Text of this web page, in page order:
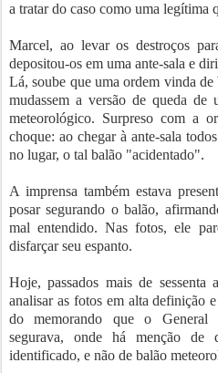
a tratar do caso como uma legítima
Marcel, ao levar os destroços
depositou-os em uma ante-sala e
Lá, soube que uma ordem vinda
mudassem a versão de queda
meteorológico. Surpreso com a
choque: ao chegar à ante-sala
no lugar, o tal balão "acidentado".
A imprensa também estava
posar segurando o balão,
mal entendido. Nas fotos, ele
disfarçar seu espanto.
Hoje, passados mais de sessenta
analisar as fotos em alta definição
do memorando que o General
segurava, onde há menção de
identificado, e não de balão